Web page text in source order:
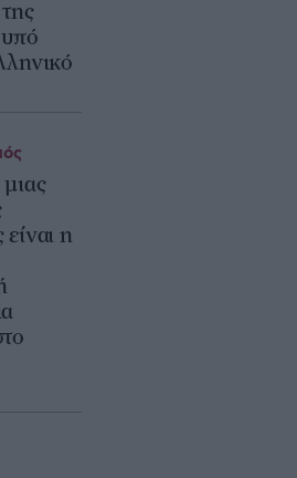
είναι η